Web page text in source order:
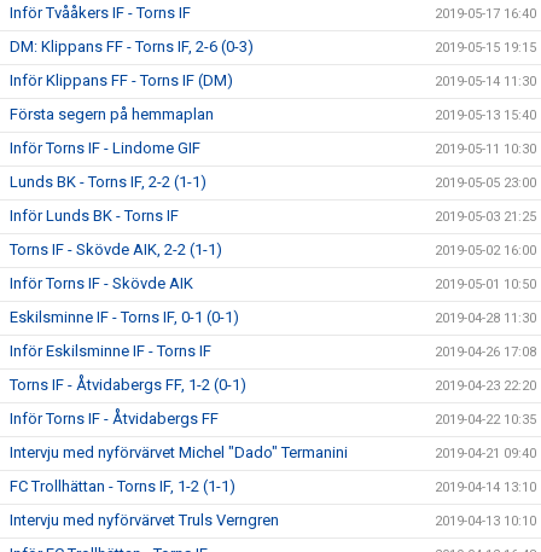
Inför Tvååkers IF - Torns IF 2019-05-17 16:40
DM: Klippans FF - Torns IF, 2-6 (0-3) 2019-05-15 19:15
Inför Klippans FF - Torns IF (DM) 2019-05-14 11:30
Första segern på hemmaplan 2019-05-13 15:40
Inför Torns IF - Lindome GIF 2019-05-11 10:30
Lunds BK - Torns IF, 2-2 (1-1) 2019-05-05 23:00
Inför Lunds BK - Torns IF 2019-05-03 21:25
Torns IF - Skövde AIK, 2-2 (1-1) 2019-05-02 16:00
Inför Torns IF - Skövde AIK 2019-05-01 10:50
Eskilsminne IF - Torns IF, 0-1 (0-1) 2019-04-28 11:30
Inför Eskilsminne IF - Torns IF 2019-04-26 17:08
Torns IF - Åtvidabergs FF, 1-2 (0-1) 2019-04-23 22:20
Inför Torns IF - Åtvidabergs FF 2019-04-22 10:35
Intervju med nyförvärvet Michel "Dado" Termanini 2019-04-21 09:40
FC Trollhättan - Torns IF, 1-2 (1-1) 2019-04-14 13:10
Intervju med nyförvärvet Truls Verngren 2019-04-13 10:10